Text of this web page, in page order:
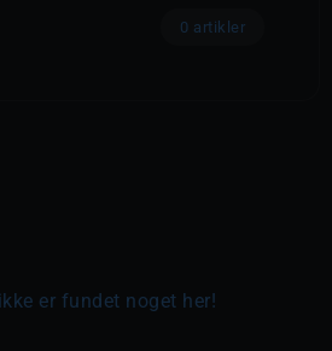
0 artikler
er fundet noget her!